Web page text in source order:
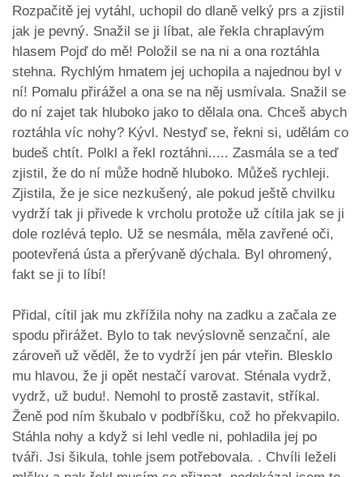
Rozpačitě jej vytáhl, uchopil do dlaně velký prs a zjistil
jak je pevný. Snažil se ji líbat, ale řekla chraplavým
hlasem Pojď do mě! Položil se na ni a ona roztáhla
stehna. Rychlým hmatem jej uchopila a najednou byl v
ní! Pomalu přirážel a ona se na něj usmívala. Snažil se
do ní zajet tak hluboko jako to dělala ona. Chceš abych
roztáhla víc nohy? Kývl. Nestyď se, řekni si, udělám co
budeš chtít. Polkl a řekl roztáhni..... Zasmála se a teď
zjistil, že do ní může hodně hluboko. Můžeš rychleji.
Zjistila, že je sice nezkušený, ale pokud ještě chvilku
vydrží tak ji přivede k vrcholu protože už cítila jak se ji
dole rozlévá teplo. Už se nesmála, měla zavřené oči,
pootevřená ústa a přerývaně dýchala. Byl ohromený,
fakt se ji to líbí!
Přidal, cítil jak mu zkřížila nohy na zadku a začala ze
spodu přirážet. Bylo to tak nevýslovně senzační, ale
zároveň už věděl, že to vydrží jen pár vteřin. Blesklo
mu hlavou, že ji opět nestačí varovat. Sténala vydrž,
vydrž, už budu!. Nemohl to prostě zastavit, stříkal.
Ženě pod ním škubalo v podbříšku, což ho překvapilo.
Stáhla nohy a když si lehl vedle ni, pohladila jej po
tváři. Jsi šikula, tohle jsem potřebovala. . Chvíli leželi